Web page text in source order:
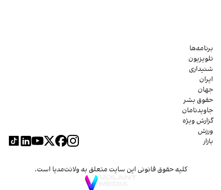
برنامه‌ها
تلویزیون
شنیداری
ایران
جهان
حقوق بشر
جاویدنامان
گزارش ویژه
ورزش
بازار
کلیه حقوق قانونی این سایت متعلق به ولانت‌مدیا است.